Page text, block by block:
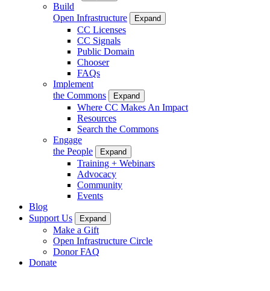
Build
Open Infrastructure
Expand
CC Licenses
CC Signals
Public Domain
Chooser
FAQs
Implement
the Commons
Expand
Where CC Makes An Impact
Resources
Search the Commons
Engage
the People
Expand
Training + Webinars
Advocacy
Community
Events
Blog
Support Us
Expand
Make a Gift
Open Infrastructure Circle
Donor FAQ
Donate